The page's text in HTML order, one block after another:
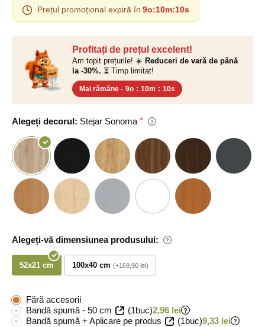
Profitați de prețul excelent!
Am topit prețurile! ☀️ Reduceri de vară de până
la -30%. ⏳ Timp limitat!
Mai rămâne - 9o : 10m : 10s
Alegeți decorul: Stejar Sonoma
Alegeți-vă dimensiunea produsului:
52x21 cm 100x40 cm +169,90 lei
Prețul promoțional expiră în 9o:10m:10s
Fără accesorii
Bandă spumă - 50 cm
(1buc)2,96 lei
Bandă spumă + Aplicare pe produs
(1buc)9,33 lei